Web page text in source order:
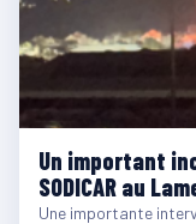
Un important
SODICAR au
Une importante